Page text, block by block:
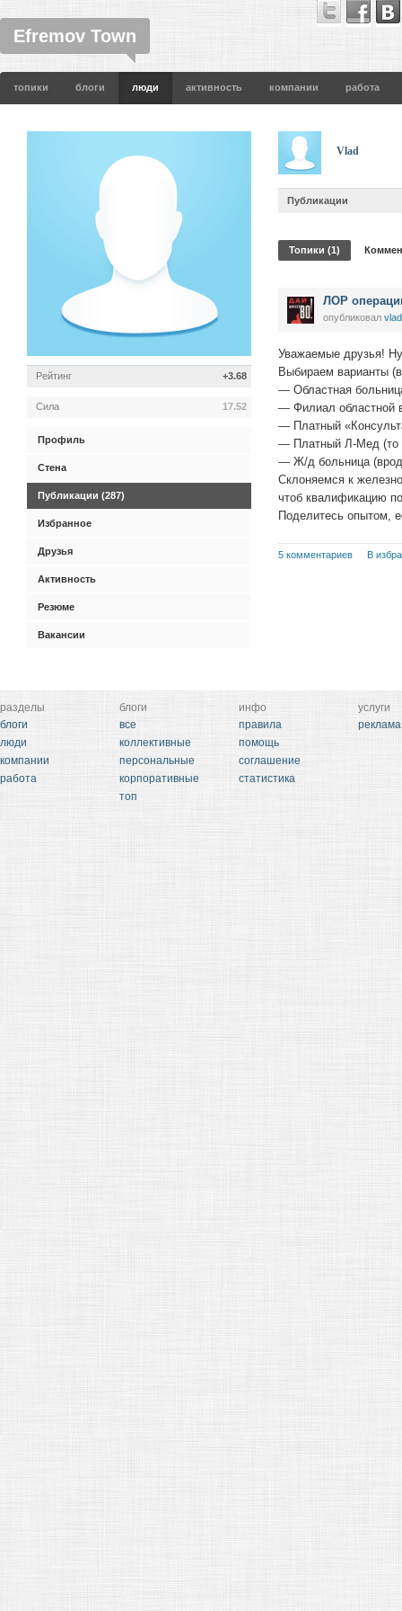
Efremov Town
топики блоги люди активность компании работа
Vlad
Публикации
Топики (1)
ЛОР
опубликовал vlad
Уважаемые друзья!
Выбираем варианты
— Областная
— Филиал областной
— Платный
— Платный Л-Мед (то
— Ж/д больница
Склоняемся к
чтоб квалификацию
Поделитесь опытом,
5 комментариев В
Рейтинг +3.68
Сила 17.52
Профиль
Стена
Публикации (287)
Избранное
Друзья
Активность
Резюме
Вакансии
разделы
блоги
люди
компании
работа
блоги
все
коллективные
персональные
корпоративные
топ
инфо
правила
помощь
соглашение
статистика
услуги
реклама